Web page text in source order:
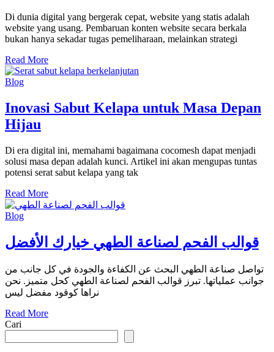
Di dunia digital yang bergerak cepat, website yang statis adalah
website yang usang. Pembaruan konten website secara berkala
bukan hanya sekadar tugas pemeliharaan, melainkan strategi
Read More
Blog
Inovasi Sabut Kelapa untuk Masa Depan
Hijau
Di era digital ini, memahami bagaimana cocomesh dapat menjadi
solusi masa depan adalah kunci. Artikel ini akan mengupas tuntas
potensi serat sabut kelapa yang tak
Read More
Blog
قوالب الفحم لصناعة الطهي خيارك الأفضل
تواصل صناعة الطهي البحث عن الكفاءة والجودة في كل جانب من
جوانب عملياتها. تبرز قوالب الفحم لصناعة الطهي كحل متميز. نحن
نراها كوقود مفضل ليس
Read More
Cari